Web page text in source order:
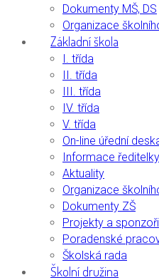
Dokumenty MŠ, DS
Organizace
Základní škola
I. třída
II. třída
III. třída
IV. třída
V. třída
On-line úřední
Informace ředitelky
Aktuality
Organizace
Dokumenty ZŠ
Projekty a sponzoři
Poradenské
Školská rada
Školní družina